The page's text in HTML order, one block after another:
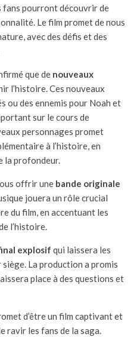
fans pourront découvrir de
Le film promet de nous
avec des défis et des
que de nouveaux
l’histoire. Ces nouveaux
ou des ennemis pour Noah et
sur le cours de
personnages promet
à l’histoire, en
la profondeur.
offrir une bande originale
jouera un rôle crucial
du film, en accentuant les
l’histoire.
explosif qui laissera les
La production a promis
place à des questions et
d’être un film captivant et
ravir les fans de la saga.